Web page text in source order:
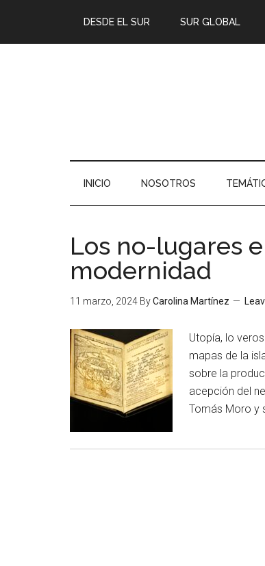
DESDE EL SUR SUR GLOBAL
INICIO NOSOTROS
Los no-lugares
modernidad
11 marzo, 2024 ByCarolina Martínez
Utopía, lo
mapas de la
sobre la
acepción del
Tomás Moro y